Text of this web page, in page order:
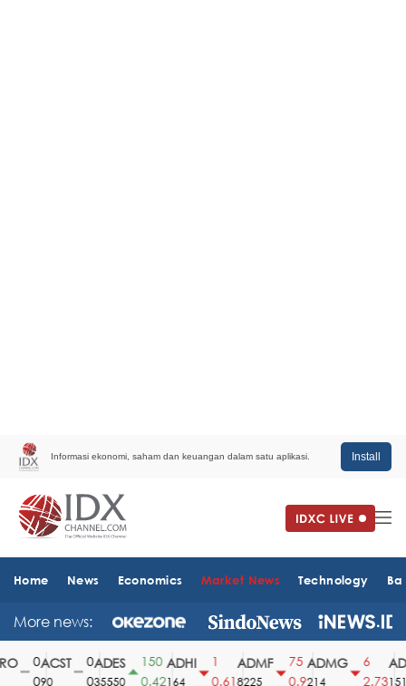
Informasi ekonomi, saham dan keuangan dalam satu aplikasi. Install
Home News Economics Market News Technology
More news:
ACST
90
ADES
35550
150
0.42
ADHI
164
0.61
ADMF
8225
75
0.9
ADMG
214
2.731510